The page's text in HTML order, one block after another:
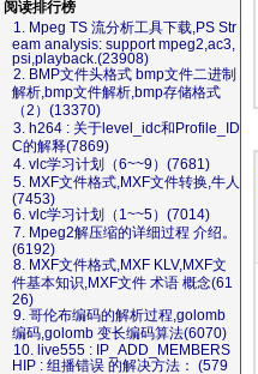
阅读排行榜
1. Mpeg TS 流分析工具下载,PS Str
eam analysis: support mpeg2,ac3,
psi,playback.(23908)
2. BMP文件头格式 bmp文件二进制
解析,bmp文件解析,bmp存储格式
（2）(13370)
3. h264 : 关于level_idc和Profile_ID
C的解释(7869)
4. vlc学习计划（6~~9）(7681)
5. MXF文件格式,MXF文件转换,牛人
(7453)
6. vlc学习计划（1~~5）(7014)
7. Mpeg2解压缩的详细过程 介绍。
(6192)
8. MXF文件格式,MXF KLV,MXF文
件基本知识,MXF文件 术语 概念(61
26)
9. 哥伦布编码的解析过程,golomb
编码,golomb 变长编码算法(6070)
10. live555 : IP_ADD_MEMBERS
HIP : 组播错误 的解决方法： (579